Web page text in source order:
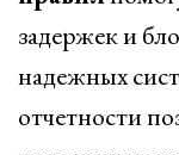
задержек и
надежных
отчетности